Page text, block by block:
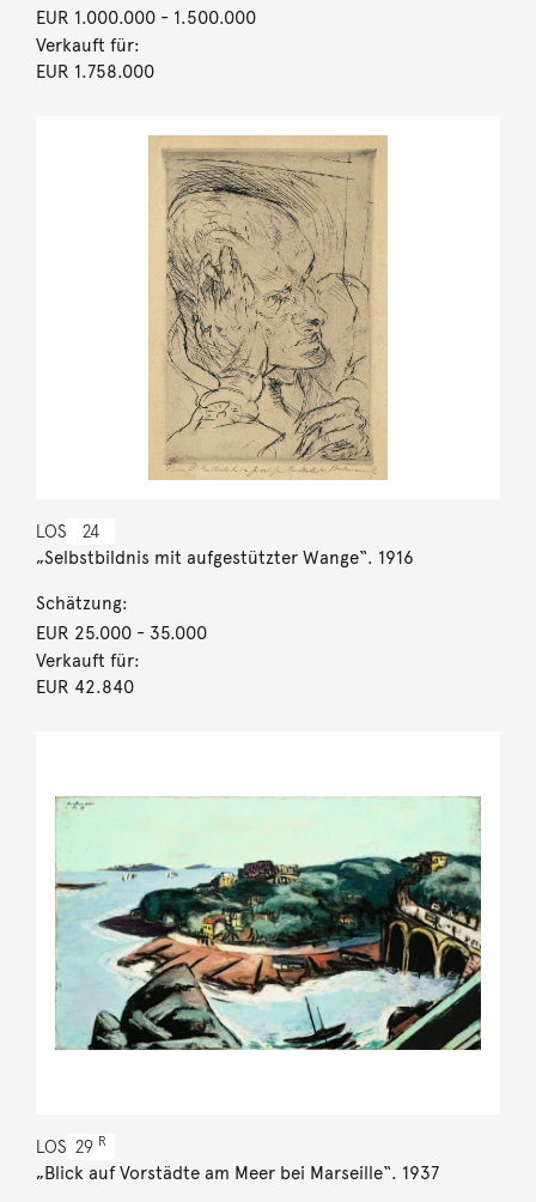
EUR 1.000.000- 1.500.000
Verkauft für:
EUR 1.758.000
LOS 24
„Selbstbildnis mit aufgestützter Wange“. 1916
Schätzung:
EUR 25.000- 35.000
Verkauft für:
EUR 42.840
LOS 29 R
„Blick auf Vorstädte am Meer bei Marseille“. 1937